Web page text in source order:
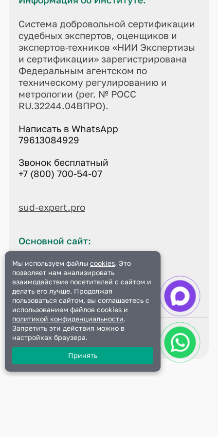
Мы используем файлы cookies. Это
позволяет нам анализировать
взаимодействие посетителей с сайтом и
делать его лучше. Продолжая
пользоваться сайтом, вы соглашаетесь с
использованием файлов cookies и
политикой конфиденциальности.
Запретить эти действия можно в
настройках браузера.
Принять
Система добровольной сертификации
судебных экспертов, оценщиков и
экспертов-техников «НИИ Экспертизы
и сертификации» зарегистрирована
Федеральным агентском по
техническому регулированию и
метрологии (рег. № РОСС
RU.32244.04ВПРО).
Написать в WhatsApp
79613084929
Звонок бесплатный
+7 (800) 700-54-07
sud-expert.pro
Основной сайт:
sud-expert.pro
Данный сайт является
официальным
© 2024 все права защищены
Политика конфиденциальности